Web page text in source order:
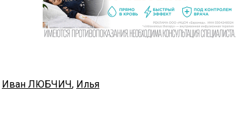
Иван ЛЮБЧИЧ, Илья